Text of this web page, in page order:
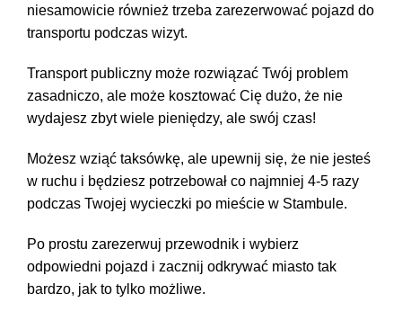
niesamowicie również trzeba zarezerwować pojazd do
transportu podczas wizyt.
Transport publiczny może rozwiązać Twój problem
zasadniczo, ale może kosztować Cię dużo, że nie
wydajesz zbyt wiele pieniędzy, ale swój czas!
Możesz wziąć taksówkę, ale upewnij się, że nie jesteś
w ruchu i będziesz potrzebował co najmniej 4-5 razy
podczas Twojej wycieczki po mieście w Stambule.
Po prostu zarezerwuj przewodnik i wybierz
odpowiedni pojazd i zacznij odkrywać miasto tak
bardzo, jak to tylko możliwe.